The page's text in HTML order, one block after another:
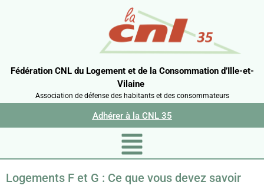
Fédération CNL du Logement et de la Consommation d’Ille-et-
Vilaine
Association de défense des habitants et des consommateurs
Adhérer à la CNL 35
Logements F et G : Ce que vous devez savoir